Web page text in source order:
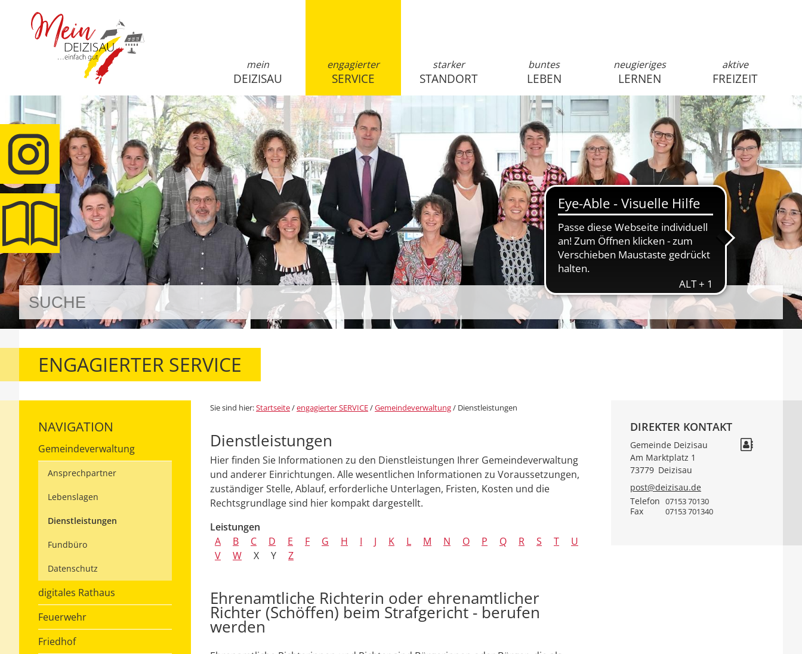
anmelden
mein
DEIZISAU
engagierter
SERVICE
starker
STANDORT
buntes
LEBEN
neugieriges
LERNEN
aktive
FREIZEIT
ENGAGIERTER SERVICE
NAVIGATION
Gemeindeverwaltung
Ansprechpartner
Lebenslagen
Dienstleistungen
Fundbüro
Datenschutz
digitales Rathaus
Feuerwehr
Friedhof
Sie sind hier:Startseite/engagierter SERVICE/Gemeindeverwaltung/ Dienstleistungen
Dienstleistungen
Hier finden Sie Informationen zu den Dienstleistungen Ihrer Gemeindeverwaltung
und anderer Einrichtungen. Alle wesentlichen Informationen zu Voraussetzungen,
zuständiger Stelle, Ablauf, erforderliche Unterlagen, Fristen, Kosten und die
Rechtsgrundlage sind hier kompakt dargestellt.
Leistungen
A
B C D E F G H I J K L M N O P Q R S T
U
V
W X Y Z
Ehrenamtliche Richterin oder ehrenamtlicher
Richter (Schöffen) beim Strafgericht - berufen
werden
DIREKTER KONTAKT
Gemeinde Deizisau
Am Marktplatz 1
73779 Deizisau
post@deizisau.de
Telefon 07153 70130
Fax 07153 701340